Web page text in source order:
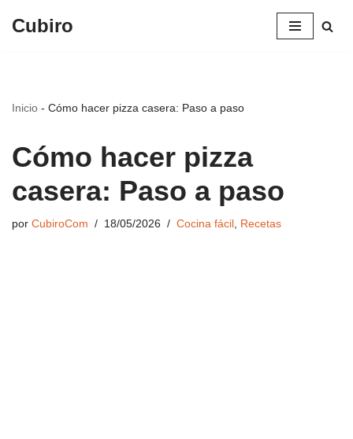
Cubiro
Inicio - Cómo hacer pizza casera: Paso a paso
Cómo hacer pizza
casera: Paso a paso
por CubiroCom 18/05/2026 Cocina fácil , Recetas